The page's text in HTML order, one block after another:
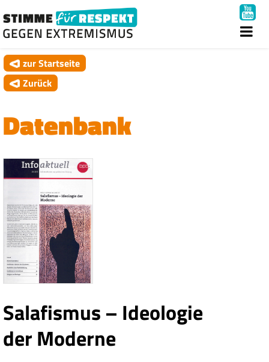
zur Startseite
Datenbank
Zurück
Salafismus – Ideologie
der Moderne